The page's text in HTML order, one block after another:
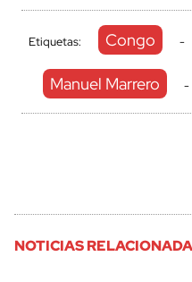
Etiquetas: Congo -
Manuel Marrero -
NOTICIAS